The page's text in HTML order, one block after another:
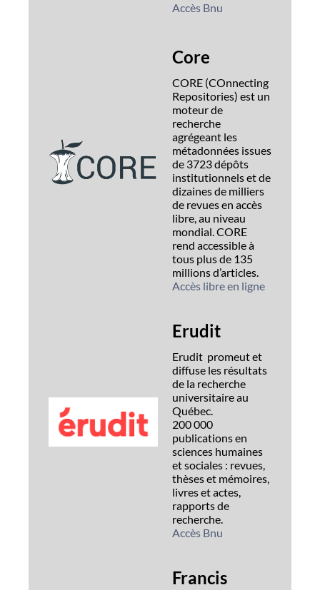
Accès Bnu
Core
CORE (COnnecting
Repositories) est un
moteur de
recherche
agrégeant les
métadonnées issues
de 3723 dépôts
institutionnels et de
dizaines de milliers
de revues en accès
libre, au niveau
mondial. CORE
rend accessible à
tous plus de 135
millions d’articles.
Accès libre en ligne
Erudit
Erudit promeut et
diffuse les résultats
de la recherche
universitaire au
Québec.
200 000
publications en
sciences humaines
et sociales : revues,
thèses et mémoires,
livres et actes,
rapports de
recherche.
Accès Bnu
Francis